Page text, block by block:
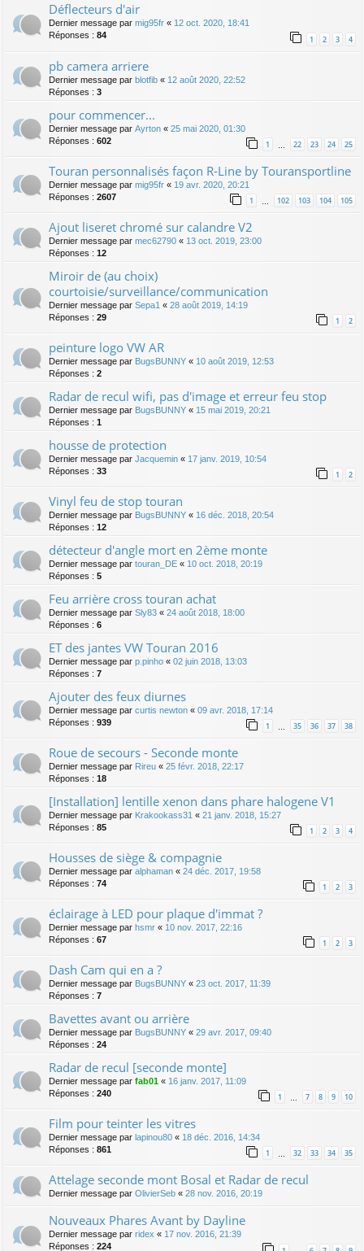
Déflecteurs d'air
Dernier message par mig95fr « 12 oct. 2020, 18:41
Réponses : 84 1 2 3 4
pb camera arriere
Dernier message par blotfib « 12 août 2020, 22:52
Réponses : 3
pour commencer...
Dernier message par Ayrton « 25 mai 2020, 01:30
Réponses : 602 1 22 23 24 25
Touran personnalisés façon R-Line by Touransportline
Dernier message par mig95fr « 19 avr. 2020, 20:21
Réponses : 2607 1 102 103 104 105
Ajout liseret chromé sur calandre V2
Dernier message par mec62790 « 13 oct. 2019, 23:00
Réponses : 12
Miroir de (au choix)
courtoisie/surveillance/communication
Dernier message par Sepa1 « 28 août 2019, 14:19
Réponses : 29 1 2
peinture logo VW AR
Dernier message par BugsBUNNY « 10 août 2019, 12:53
Réponses : 2
Radar de recul wifi, pas d'image et erreur feu stop
Dernier message par BugsBUNNY « 15 mai 2019, 20:21
Réponses : 1
housse de protection
Dernier message par Jacquemin « 17 janv. 2019, 10:54
Réponses : 33 1 2
Vinyl feu de stop touran
Dernier message par BugsBUNNY « 16 déc. 2018, 20:54
Réponses : 12
détecteur d'angle mort en 2ème monte
Dernier message par touran_DE « 10 oct. 2018, 20:19
Réponses : 5
Feu arrière cross touran achat
Dernier message par Sly83 « 24 août 2018, 18:00
Réponses : 6
ET des jantes VW Touran 2016
Dernier message par p.pinho « 02 juin 2018, 13:03
Réponses : 7
Ajouter des feux diurnes
Dernier message par curtis newton « 09 avr. 2018, 17:14
Réponses : 939 1 … 35 36 37 38
Roue de secours - Seconde monte
Dernier message par Rireu « 25 févr. 2018, 22:17
Réponses : 18
[Installation] lentille xenon dans phare halogene V1
Dernier message par Krakookass31 « 21 janv. 2018, 15:27
Réponses : 85 1 2 3 4
Housses de siège & compagnie
Dernier message par alphaman « 24 déc. 2017, 19:58
Réponses : 74 1 2 3
éclairage à LED pour plaque d'immat ?
Dernier message par hsmr « 10 nov. 2017, 22:16
Réponses : 67 1 2 3
Dash Cam qui en a ?
Dernier message par BugsBUNNY « 23 oct. 2017, 11:39
Réponses : 7
Bavettes avant ou arrière
Dernier message par BugsBUNNY « 29 avr. 2017, 09:40
Réponses : 24
Radar de recul [seconde monte]
Dernier message par fab01 « 16 janv. 2017, 11:09
Réponses : 240 1 … 7 8 9 10
Film pour teinter les vitres
Dernier message par lapinou80 « 18 déc. 2016, 14:34
Réponses : 861 1 … 32 33 34 35
Attelage seconde mont Bosal et Radar de recul
Dernier message par OlivierSeb « 28 nov. 2016, 20:19
Nouveaux Phares Avant by Dayline
Dernier message par ridex « 17 nov. 2016, 21:39
Réponses : 224